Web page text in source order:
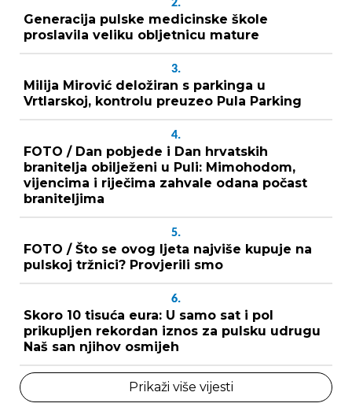
2.
Generacija pulske medicinske škole
proslavila veliku obljetnicu mature
3.
Milija Mirović deložiran s parkinga u
Vrtlarskoj, kontrolu preuzeo Pula Parking
4.
FOTO / Dan pobjede i Dan hrvatskih
branitelja obilježeni u Puli: Mimohodom,
vijencima i riječima zahvale odana počast
braniteljima
5.
FOTO / Što se ovog ljeta najviše kupuje na
pulskoj tržnici? Provjerili smo
6.
Skoro 10 tisuća eura: U samo sat i pol
prikupljen rekordan iznos za pulsku udrugu
Naš san njihov osmijeh
Prikaži više vijesti